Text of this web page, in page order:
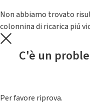
Non abbiamo trovato
colonnina di ricarica piú
C'è un
Per favore riprova.